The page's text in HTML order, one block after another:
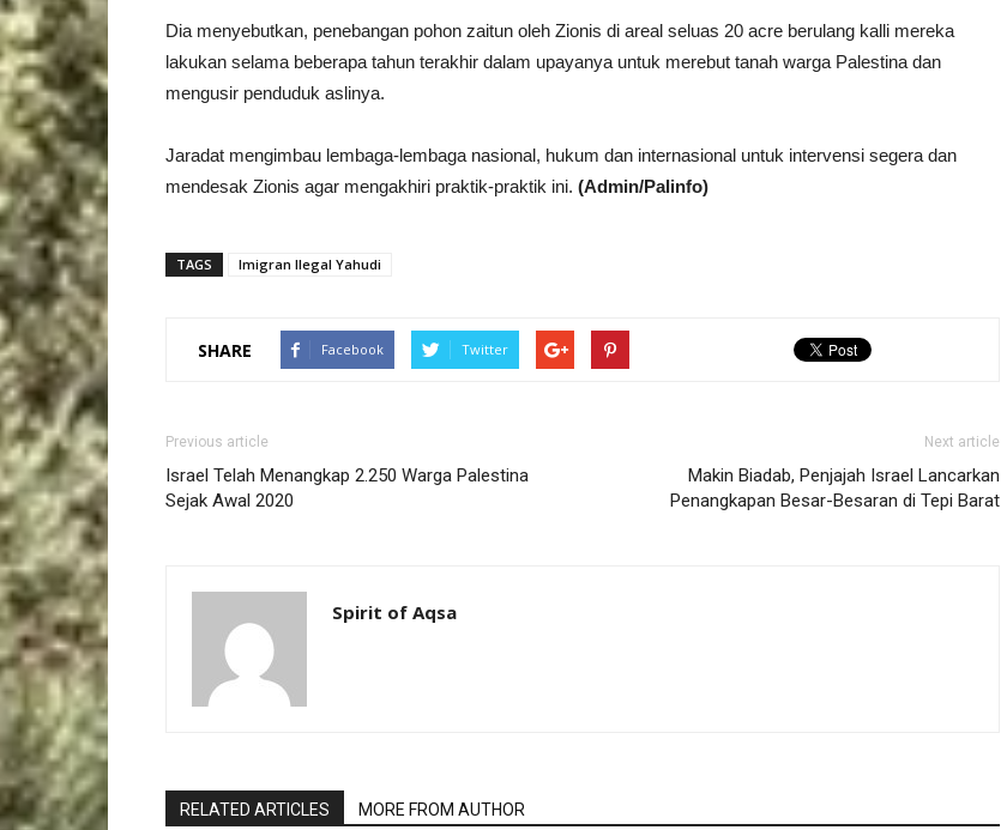
Dia menyebutkan, penebangan pohon zaitun oleh Zionis di areal seluas 20 acre berulang kalli mereka
lakukan selama beberapa tahun terakhir dalam upayanya untuk merebut tanah warga Palestina dan
mengusir penduduk aslinya.
Jaradat mengimbau lembaga-lembaga nasional, hukum dan internasional untuk intervensi segera dan
mendesak Zionis agar mengakhiri praktik-praktik ini. (Admin/Palinfo)
TAGS Imigran Ilegal Yahudi
SHARE Facebook Twitter
Previous article
Israel Telah Menangkap 2.250 Warga Palestina
Sejak Awal 2020
Next article
Makin Biadab, Penjajah Israel Lancarkan
Penangkapan Besar-Besaran di Tepi Barat
Spirit of Aqsa
RELATED ARTICLES MORE FROM AUTHOR